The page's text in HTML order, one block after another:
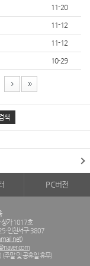
11-20
11-12
11-12
10-29
PC버전
상가 1017호
인천서구-3807
)
주말 및 공휴일 휴무)